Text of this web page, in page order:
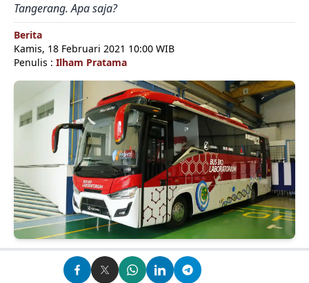
Tangerang. Apa saja?
Berita
Kamis, 18 Februari 2021 10:00 WIB
Penulis : Ilham Pratama